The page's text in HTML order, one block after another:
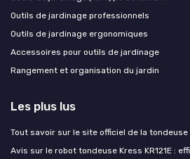
Outils de jardinage professionnels
Outils de jardinage ergonomiques
Accessoires pour outils de jardinage
Rangement et organisation du jardin
Les plus lus
Tout savoir sur le site officiel de la tondeuse
Avis sur le robot tondeuse Kress KR121E :